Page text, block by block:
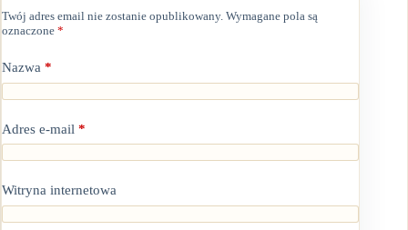
Twój adres email nie zostanie opublikowany. Wymagane pola są
oznaczone *
Nazwa *
Adres e-mail *
Witryna internetowa